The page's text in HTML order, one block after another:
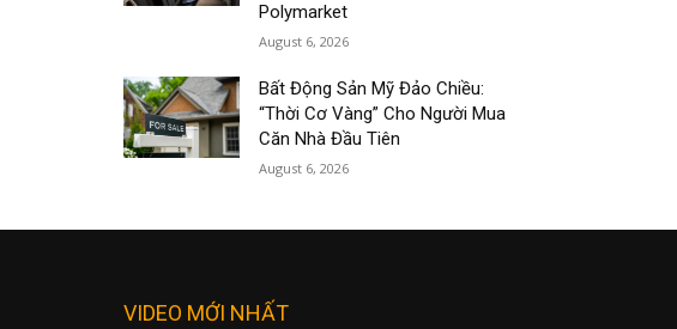
Polymarket
August 6, 2026
Bất Động Sản Mỹ Đảo Chiều:
“Thời Cơ Vàng” Cho Người Mua
Căn Nhà Đầu Tiên
August 6, 2026
VIDEO MỚI NHẤT